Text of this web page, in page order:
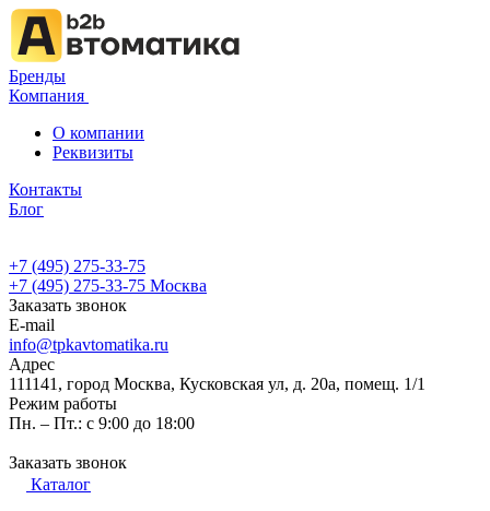
Бренды
Компания
О компании
Реквизиты
Контакты
Блог
+7 (495) 275-33-75
+7 (495) 275-33-75 Москва
Заказать звонок
E-mail
info@tpkavtomatika.ru
Адрес
111141, город Москва, Кусковская ул, д. 20а, помещ. 1/1
Режим работы
Пн. – Пт.: с 9:00 до 18:00
Заказать звонок
Каталог